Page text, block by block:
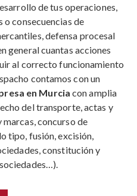
de tus operaciones,
o consecuencias de
defensa procesal
general cuantas acciones
al correcto funcionamiento
contamos con un
en Murcia con amplia
del transporte, actas y
concurso de
tipo, fusión, excisión,
constitución y